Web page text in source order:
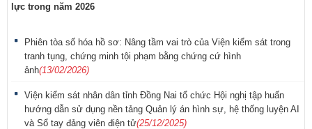
lực trong năm 2026
Phiên tòa số hóa hồ sơ: Nâng tầm vai trò của Viện kiểm sát trong
tranh tụng, chứng minh tội phạm bằng chứng cứ hình
ảnh(13/02/2026)
Viện kiểm sát nhân dân tỉnh Đồng Nai tổ chức Hội nghị tập huấn
hướng dẫn sử dụng nền tảng Quản lý án hình sự, hệ thống luyện AI
và Sổ tay đảng viên điện tử(25/12/2025)